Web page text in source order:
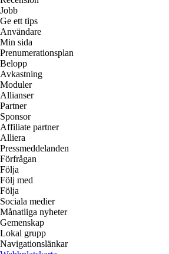
Jobb
Ge ett tips
Användare
Min sida
Prenumerationsplan
Belopp
Avkastning
Moduler
Allianser
Partner
Sponsor
Affiliate partner
Alliera
Pressmeddelanden
Förfrågan
Följa
Följ med
Följa
Sociala medier
Månatliga nyheter
Gemenskap
Lokal grupp
Navigationslänkar